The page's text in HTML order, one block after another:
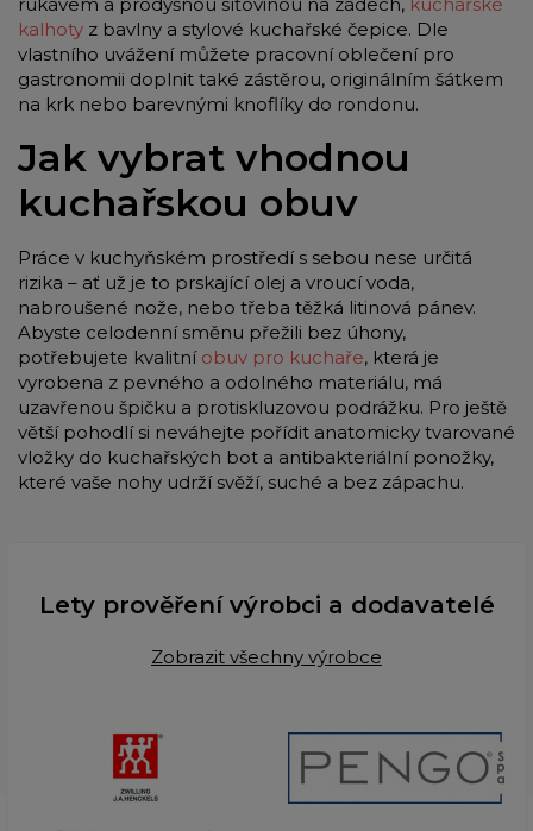
kalhoty z bavlny a stylové kuchařské čepice. Dle
vlastního uvážení můžete pracovní oblečení pro
gastronomii doplnit také zástěrou, originálním šátkem
na krk nebo barevnými knoflíky do rondonu.
Jak vybrat vhodnou
kuchařskou obuv
Práce v kuchyňském prostředí s sebou nese určitá
rizika – ať už je to prskající olej a vroucí voda,
nabroušené nože, nebo třeba těžká litinová pánev.
Abyste celodenní směnu přežili bez úhony,
potřebujete kvalitní obuv pro kuchaře, která je
vyrobena z pevného a odolného materiálu, má
uzavřenou špičku a protiskluzovou podrážku. Pro ještě
větší pohodlí si neváhejte pořídit anatomicky tvarované
vložky do kuchařských bot a antibakteriální ponožky,
které vaše nohy udrží svěží, suché a bez zápachu.
Lety prověření výrobci a dodavatelé
Zobrazit všechny výrobce